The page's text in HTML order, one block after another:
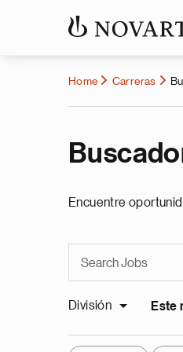
Home Carreras
Encuentre
División Este